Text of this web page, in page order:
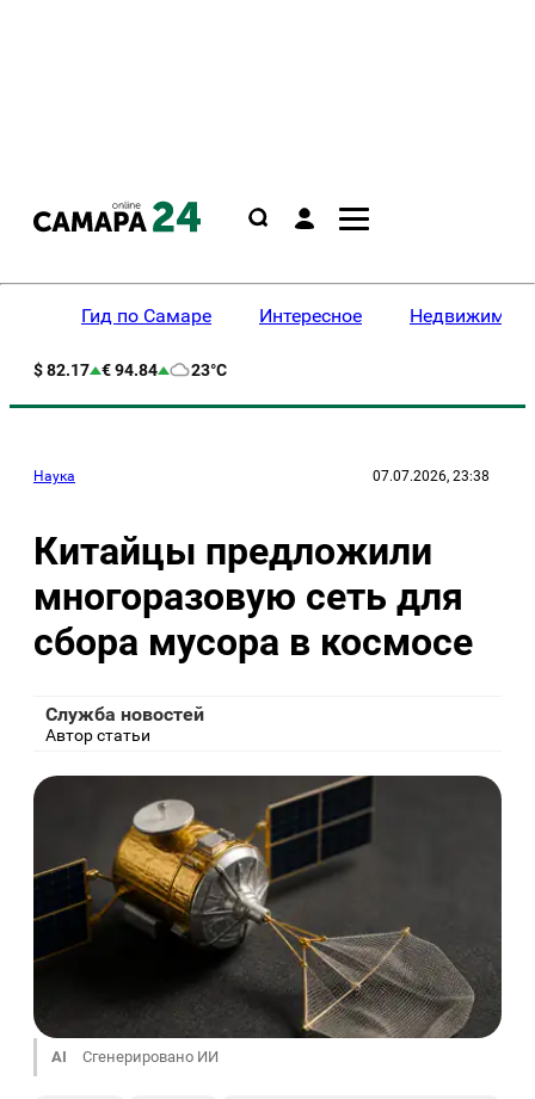
Гид по Самаре Интересное
$ 82.17 € 94.84 23°C
Наука 07.07.2026, 23:38
Китайцы предложили
многоразовую сеть для
сбора мусора в космосе
Служба новостей
Автор статьи
AI Сгенерировано ИИ